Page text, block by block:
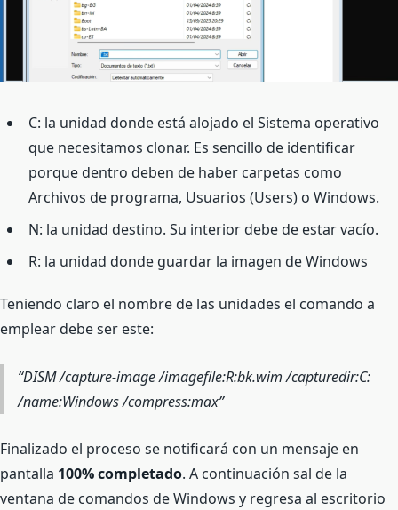
C: la unidad donde está alojado el Sistema operativo
que necesitamos clonar. Es sencillo de identificar
porque dentro deben de haber carpetas como
Archivos de programa, Usuarios (Users) o Windows.
N: la unidad destino. Su interior debe de estar vacío.
R: la unidad donde guardar la imagen de Windows
Teniendo claro el nombre de las unidades el comando a
emplear debe ser este:
DISM /capture-image /imagefile:R:bk.wim /capturedir:C:
/name:Windows /compress:max
Finalizado el proceso se notificará con un mensaje en
pantalla 100% completado. A continuación sal de la
ventana de comandos de Windows y regresa al escritorio